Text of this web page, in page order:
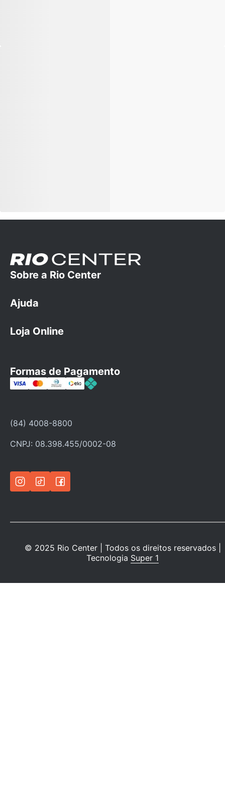
Sobre a Rio Center
A empresa
Cartão Rio Center
Ajuda
Dúvidas Frequentes
Loja Online
Categorias
Ofertas
Política de privacidade
Formas de Pagamento
(84) 4008-8800
CNPJ: 08.398.455/0002-08
© 2025 Rio Center | Todos os direitos reservados |
Tecnologia Super 1